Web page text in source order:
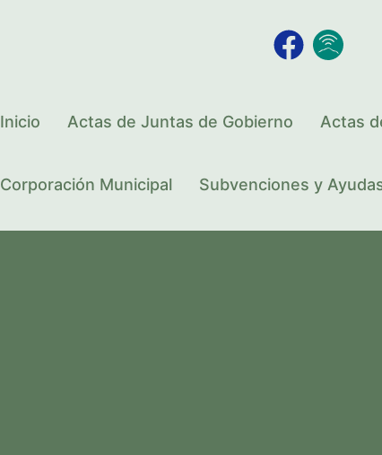
Inicio Actas de Juntas de Gobierno Actas
Corporación Municipal Subvenciones y